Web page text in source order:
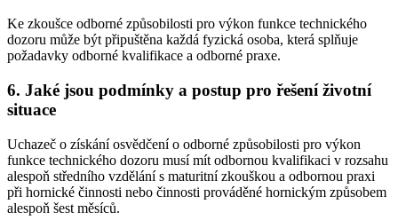
Ke zkoušce odborné způsobilosti pro výkon funkce technického
dozoru může být připuštěna každá fyzická osoba, která splňuje
požadavky odborné kvalifikace a odborné praxe.
6. Jaké jsou podmínky a postup pro řešení životní
situace
Uchazeč o získání osvědčení o odborné způsobilosti pro výkon
funkce technického dozoru musí mít odbornou kvalifikaci v rozsahu
alespoň středního vzdělání s maturitní zkouškou a odbornou praxi
při hornické činnosti nebo činnosti prováděné hornickým způsobem
alespoň šest měsíců.